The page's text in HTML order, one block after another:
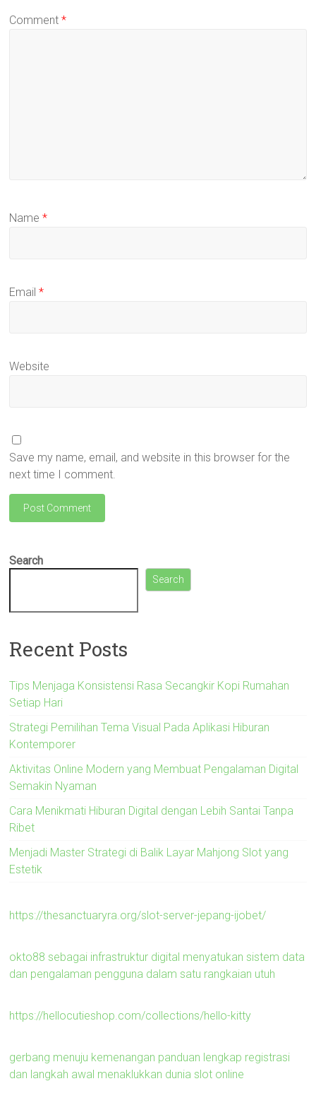
Comment*
Name*
Email*
Website
Save my name, email, and website in this browser for the
next time I comment.
Search
Search
Recent Posts
Tips Menjaga Konsistensi Rasa Secangkir Kopi Rumahan
Setiap Hari
Strategi Pemilihan Tema Visual Pada Aplikasi Hiburan
Kontemporer
Aktivitas Online Modern yang Membuat Pengalaman Digital
Semakin Nyaman
Cara Menikmati Hiburan Digital dengan Lebih Santai Tanpa
Ribet
Menjadi Master Strategi di Balik Layar Mahjong Slot yang
Estetik
https://thesanctuaryra.org/slot-server-jepang-ijobet/
okto88 sebagai infrastruktur digital menyatukan sistem data
dan pengalaman pengguna dalam satu rangkaian utuh
https://hellocutieshop.com/collections/hello-kitty
gerbang menuju kemenangan panduan lengkap registrasi
dan langkah awal menaklukkan dunia slot online